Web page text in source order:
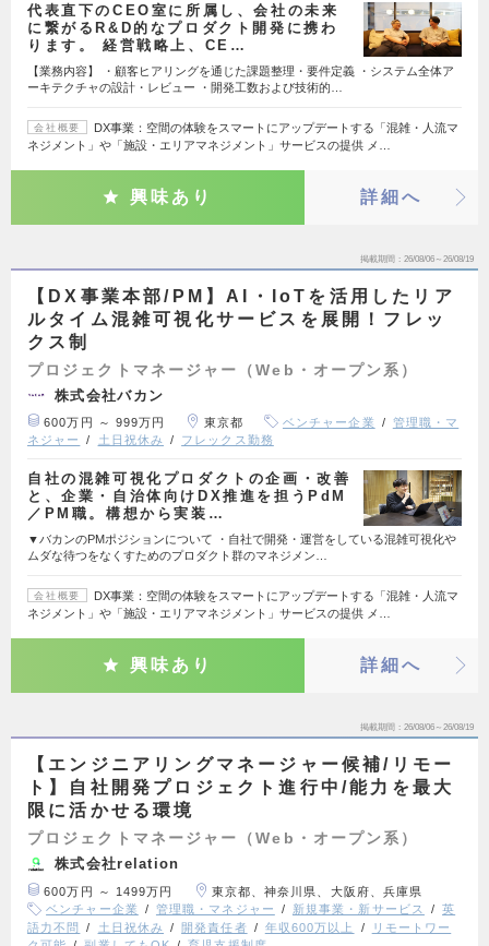
代表直下のCEO室に所属し、会社の未来
に繋がるR&D的なプロダクト開発に携わ
ります。 経営戦略上、CE…
【業務内容】 ・顧客ヒアリングを通じた課題整理・要件定義 ・システム全体ア
ーキテクチャの設計・レビュー ・開発工数および技術的…
会社概要
DX事業：空間の体験をスマートにアップデートする「混雑・人流マ
ネジメント」や「施設・エリアマネジメント」サービスの提供 メ…
興味あり 詳細へ
掲載期間 26/08/06～26/08/19
【DX事業本部/PM】AI・IoTを活用したリア
ルタイム混雑可視化サービスを展開！フレッ
クス制
プロジェクトマネージャー（Web・オープン系）
株式会社バカン
600万円 ～ 999万円 東京都 ベンチャー企業
管理職・マ
ネジャー
土日祝休み フレックス勤務
自社の混雑可視化プロダクトの企画・改善
と、企業・自治体向けDX推進を担うPdM
／PM職。構想から実装…
▼バカンのPMポジションについて ・自社で開発・運営をしている混雑可視化や
ムダな待つをなくすためのプロダクト群のマネジメン…
会社概要
DX事業：空間の体験をスマートにアップデートする「混雑・人流マ
ネジメント」や「施設・エリアマネジメント」サービスの提供 メ…
興味あり 詳細へ
掲載期間 26/08/06～26/08/19
【エンジニアリングマネージャー候補/リモー
ト】自社開発プロジェクト進行中/能力を最大
限に活かせる環境
プロジェクトマネージャー（Web・オープン系）
株式会社relation
600万円 ～ 1499万円
東京都、神奈川県、大阪府、兵庫県
ベンチャー企業
管理職・マネジャー 新規事業・新サービス
英
語力不問
土日祝休み 開発責任者 年収600万以上
リモートワー